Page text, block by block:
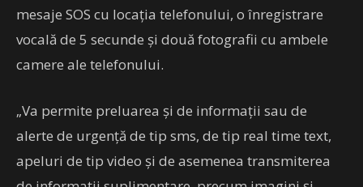
mesaje SOS cu locaţia telefonului, o înregistrare
vocală de 5 secunde şi două fotografii cu ambele
camere ale telefonului.
„Va permite preluarea şi de informaţii sau de
alerte de urgenţă de tip sms, de tip real time text,
apeluri de tip video şi de asemenea transmiterea